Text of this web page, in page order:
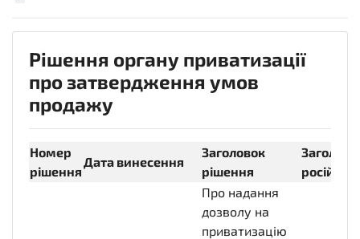
Рішення органу приватизації
про затвердження умов
продажу
Номер
рішення
Дата винесення
Заголовок
рішення
Про надання
дозволу на
приватизацію